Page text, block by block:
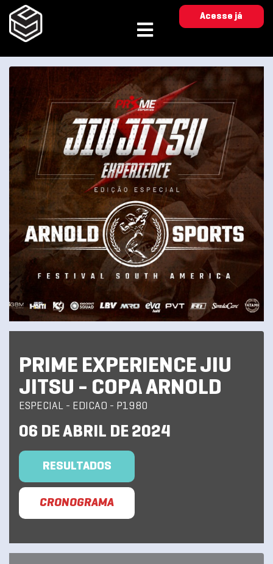
Acesse já
PRIME EXPERIENCE JIU
JITSU - COPA ARNOLD
ESPECIAL - EDICAO - P1980
06 DE ABRIL DE 2024
RESULTADOS
CRONOGRAMA